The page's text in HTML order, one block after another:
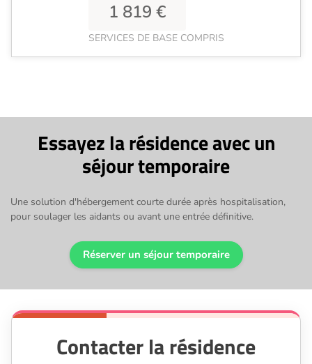
1 819 €
SERVICES DE BASE COMPRIS
Essayez la résidence avec un
séjour temporaire
Une solution d'hébergement courte durée après hospitalisation,
pour soulager les aidants ou avant une entrée définitive.
Réserver un séjour temporaire
Contacter la résidence